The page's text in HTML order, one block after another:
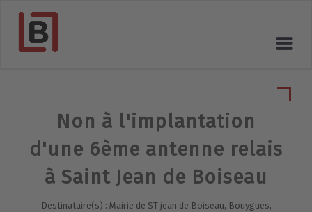
Non à l'implantation
d'une 6ème antenne relais
à Saint Jean de Boiseau
Destinataire(s) : Mairie de ST jean de Boiseau, Bouygues,